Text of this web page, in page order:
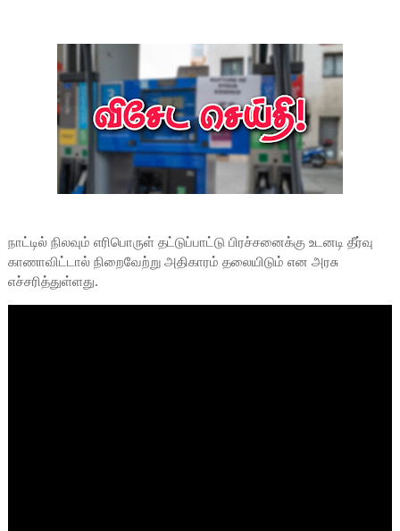
நாட்டில் நிலவும் எரிபொருள் தட்டுப்பாட்டு பிரச்சனைக்கு உடனடி தீர்வு
காணாவிட்டால் நிறைவேற்று அதிகாரம் தலையிடும் என அரசு
எச்சரித்துள்ளது.